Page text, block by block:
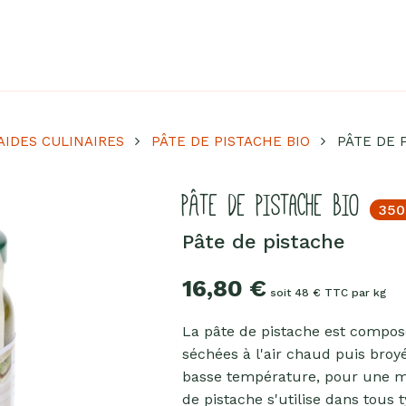
Mélanges apéritifs
Tartinables apéritifs
Pâtes à tartiner
Produits sucrants
CULINAIRES PÂTE DE PISTACHE BIO PÂTE DE
PÂTE DE PISTACHE BIO
Pâte de pistache
16,80 € soit 48 € TTC par kg
La pâte de pistache est
séchées à l'air chaud puis
basse température, pour une
de pistache s'utilise dans tous